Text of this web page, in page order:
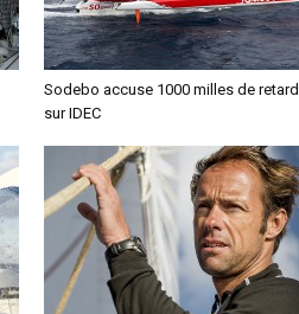
Sodebo accuse 1000 milles de retard
sur IDEC